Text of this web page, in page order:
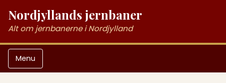
Nordjyllands jernbaner
Alt om jernbanerne i Nordjylland
Menu